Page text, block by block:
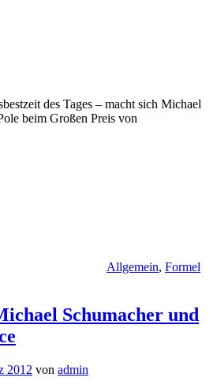
des Tages – macht sich Michael
beim Großen Preis von
Allgemein, Formel
Schumacher und
2012 von admin